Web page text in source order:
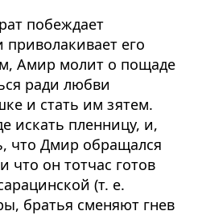
побеждает
приволакивает его
Амир молит о пощаде
ради любви
и стать им зятем.
искать пленницу, и,
что Дмир обращался
что он тотчас готов
(т. е.
братья сменяют гнев